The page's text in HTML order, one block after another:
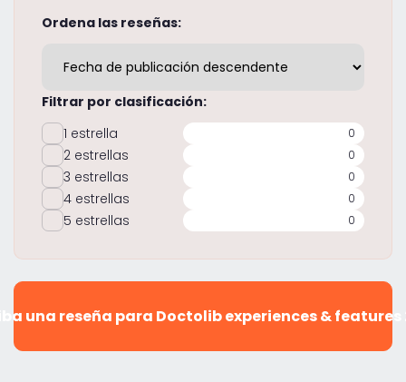
Ordena las reseñas:
Filtrar por clasificación:
1 estrella
0
2 estrellas 0
3 estrellas 0
4 estrellas 0
5 estrellas 0
una reseña para Doctolib experiences & features